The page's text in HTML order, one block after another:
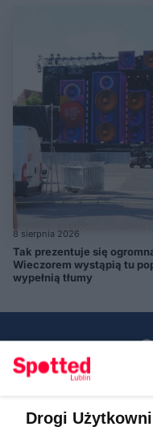
8 sierpnia 2026
Tak prezentuje się
Wieczorem wystąpią tu
wypełnią tłumy
Drogi